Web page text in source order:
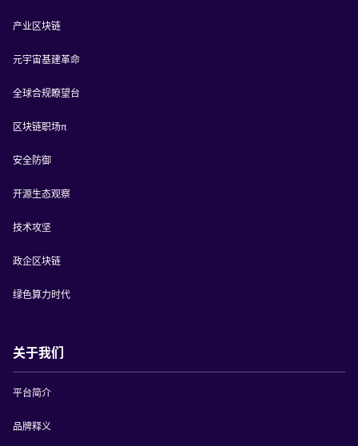
产业区块链
元宇宙基建革命
全球合规瞭望台
区块链职场π
安全防御
开源生态观察
技术攻坚
政企区块链
绿色算力时代
关于我们
平台简介
品牌释义